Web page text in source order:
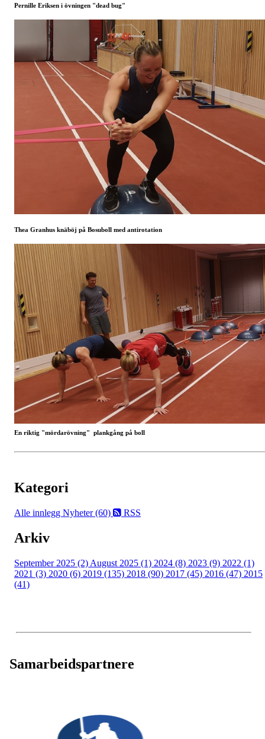
Pernille Eriksen i övningen "dead bug"
Thea Granhus knäböj på Bosuboll med antirotation
En riktig "mördarövning" plankgång på boll
Kategori
Alle innlegg Nyheter (60) RSS
Arkiv
September 2025 (2) August 2025 (1) 2024 (8) 2023 (9) 2022 (1)
2021 (3) 2020 (6) 2019 (135) 2018 (90) 2017 (45) 2016 (47) 2015
(41)
Samarbeidspartnere